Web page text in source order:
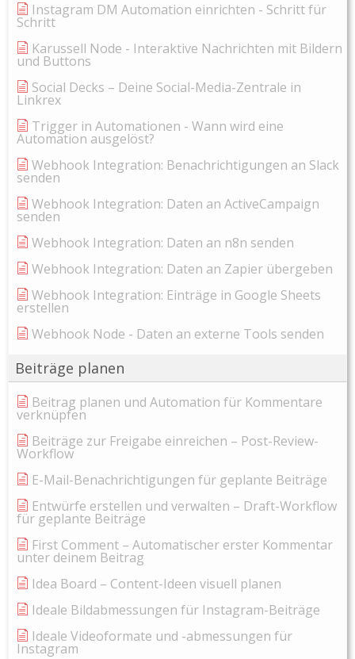
Instagram DM Automation einrichten - Schritt für
Schritt
Karussell Node - Interaktive Nachrichten mit Bildern
und Buttons
Social Decks – Deine Social-Media-Zentrale in
Linkrex
Trigger in Automationen - Wann wird eine
Automation ausgelöst?
Webhook Integration: Benachrichtigungen an Slack
senden
Webhook Integration: Daten an ActiveCampaign
senden
Webhook Integration: Daten an n8n senden
Webhook Integration: Daten an Zapier übergeben
Webhook Integration: Einträge in Google Sheets
erstellen
Webhook Node - Daten an externe Tools senden
Beiträge planen
Beitrag planen und Automation für Kommentare
verknüpfen
Beiträge zur Freigabe einreichen – Post-Review-
Workflow
E-Mail-Benachrichtigungen für geplante Beiträge
Entwürfe erstellen und verwalten – Draft-Workflow
für geplante Beiträge
First Comment – Automatischer erster Kommentar
unter deinem Beitrag
Idea Board – Content-Ideen visuell planen
Ideale Bildabmessungen für Instagram-Beiträge
Ideale Videoformate und -abmessungen für
Instagram